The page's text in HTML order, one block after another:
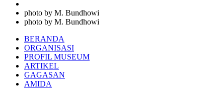
photo by M. Bundhowi
photo by M. Bundhowi
BERANDA
ORGANISASI
PROFIL MUSEUM
ARTIKEL
GAGASAN
AMIDA